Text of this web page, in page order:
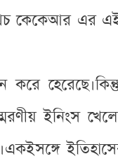
কেকেআর এর
করে
ইনিংস